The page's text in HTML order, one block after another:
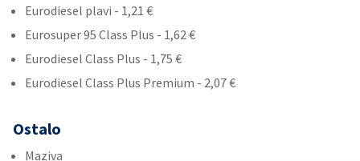
Eurodiesel plavi - 1,21 €
Eurosuper 95 Class Plus - 1,62 €
Eurodiesel Class Plus - 1,75 €
Eurodiesel Class Plus Premium - 2,07 €
Ostalo
Maziva